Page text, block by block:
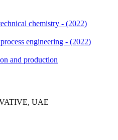
chemistry - (2022)
engineering - (2022)
and production
UAE